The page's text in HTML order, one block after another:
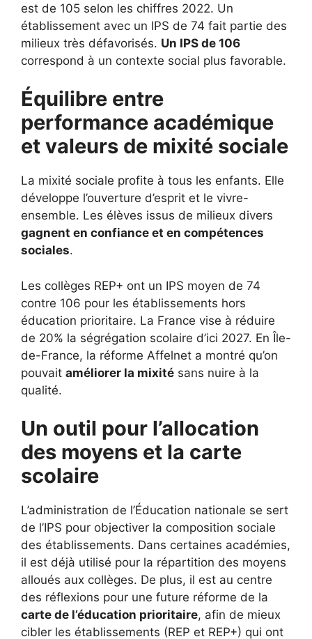
est de 105 selon les chiffres 2022. Un
établissement avec un IPS de 74 fait partie des
milieux très défavorisés. Un IPS de 106
correspond à un contexte social plus favorable.
Équilibre entre
performance académique
et valeurs de mixité sociale
La mixité sociale profite à tous les enfants. Elle
développe l’ouverture d’esprit et le vivre-
ensemble. Les élèves issus de milieux divers
gagnent en confiance et en compétences
sociales.
Les collèges REP+ ont un IPS moyen de 74
contre 106 pour les établissements hors
éducation prioritaire. La France vise à réduire
de 20% la ségrégation scolaire d’ici 2027. En Île-
de-France, la réforme Affelnet a montré qu’on
pouvait améliorer la mixité sans nuire à la
qualité.
Un outil pour l’allocation
des moyens et la carte
scolaire
L’administration de l’Éducation nationale se sert
de l’IPS pour objectiver la composition sociale
des établissements. Dans certaines académies,
il est déjà utilisé pour la répartition des moyens
alloués aux collèges. De plus, il est au centre
des réflexions pour une future réforme de la
carte de l’éducation prioritaire, afin de mieux
cibler les établissements (REP et REP+) qui ont